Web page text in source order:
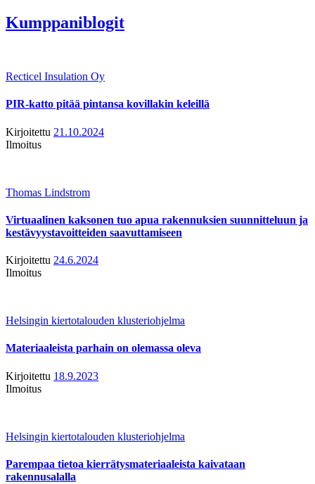
Kumppaniblogit
Recticel Insulation Oy
PIR-katto pitää pintansa kovillakin keleillä
Kirjoitettu 21.10.2024
Ilmoitus
Thomas Lindstrom
Virtuaalinen kaksonen tuo apua rakennuksien suunnitteluun ja
kestävyystavoitteiden saavuttamiseen
Kirjoitettu 24.6.2024
Ilmoitus
Helsingin kiertotalouden klusteriohjelma
Materiaaleista parhain on olemassa oleva
Kirjoitettu 18.9.2023
Ilmoitus
Helsingin kiertotalouden klusteriohjelma
Parempaa tietoa kierrätysmateriaaleista kaivataan
rakennusalalla